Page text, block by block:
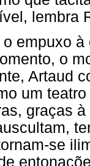
lembra
empuxo à
o
Artaud
um
graças
se